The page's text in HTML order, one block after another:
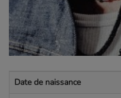
Date de naissance